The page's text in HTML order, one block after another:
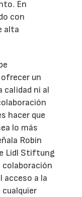
En
con
alta
un
calidad ni al
hacer que
lo más
Robin
Lidl Stiftung
colaboración
a la